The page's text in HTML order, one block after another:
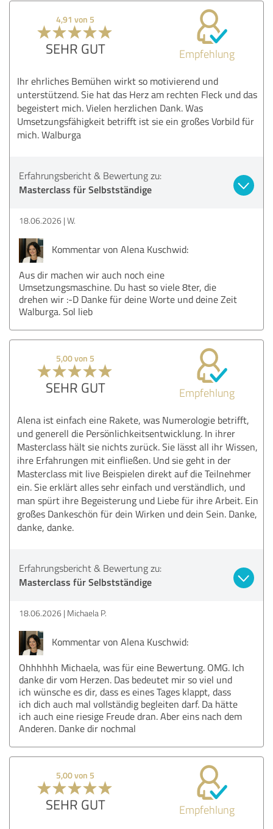
4,91 von 5
SEHR GUT Empfehlung
Ihr ehrliches Bemühen wirkt so motivierend und
unterstützend. Sie hat das Herz am rechten Fleck und das
begeistert mich. Vielen herzlichen Dank. Was
Umsetzungsfähigkeit betrifft ist sie ein großes Vorbild für
mich. Walburga
Erfahrungsbericht & Bewertung zu:
Masterclass für Selbstständige
18.06.2026 W.
Kommentar von Alena Kuschwid:
Aus dir machen wir auch noch eine
Umsetzungsmaschine. Du hast so viele 8ter, die
drehen wir :-D Danke für deine Worte und deine Zeit
Walburga. Sol lieb
5,00 von 5
SEHR GUT Empfehlung
Alena ist einfach eine Rakete, was Numerologie betrifft,
und generell die Persönlichkeitsentwicklung. In ihrer
Masterclass hält sie nichts zurück. Sie lässt all ihr Wissen,
ihre Erfahrungen mit einfließen. Und sie geht in der
Masterclass mit live Beispielen direkt auf die Teilnehmer
ein. Sie erklärt alles sehr einfach und verständlich, und
man spürt ihre Begeisterung und Liebe für ihre Arbeit. Ein
großes Dankeschön für dein Wirken und dein Sein. Danke,
danke, danke.
Erfahrungsbericht & Bewertung zu:
Masterclass für Selbstständige
18.06.2026 Michaela P.
Kommentar von Alena Kuschwid:
Ohhhhhh Michaela, was für eine Bewertung. OMG. Ich
danke dir vom Herzen. Das bedeutet mir so viel und
ich wünsche es dir, dass es eines Tages klappt, dass
ich dich auch mal vollständig begleiten darf. Da hätte
ich auch eine riesige Freude dran. Aber eins nach dem
Anderen. Danke dir nochmal
5,00 von 5
SEHR GUT Empfehlung